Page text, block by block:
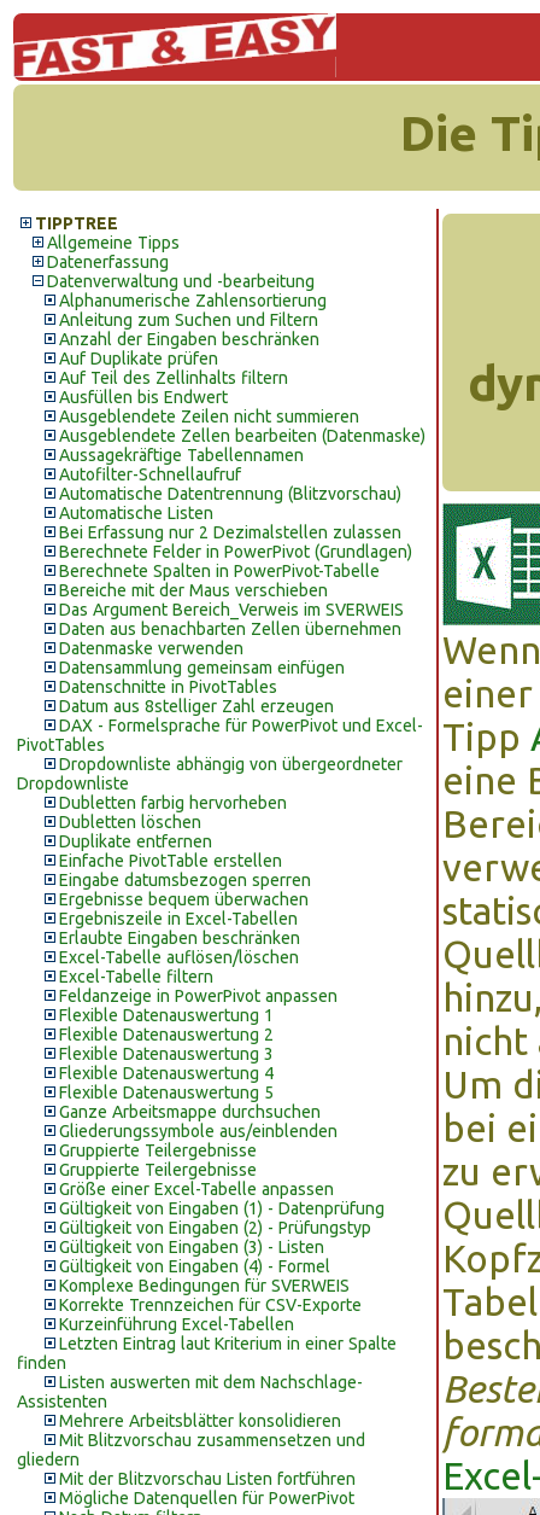
Die
TIPPTREE
Allgemeine Tipps
Datenerfassung
Datenverwaltung und -bearbeitung
Alphanumerische Zahlensortierung
Anleitung zum Suchen und Filtern
Anzahl der Eingaben beschränken
Auf Duplikate prüfen
Auf Teil des Zellinhalts filtern
Ausfüllen bis Endwert
Ausgeblendete Zeilen nicht summieren
Ausgeblendete Zellen bearbeiten (Datenmaske)
Aussagekräftige Tabellennamen
Autofilter-Schnellaufruf
Automatische Datentrennung (Blitzvorschau)
Automatische Listen
Bei Erfassung nur 2 Dezimalstellen zulassen
Berechnete Felder in PowerPivot (Grundlagen)
Berechnete Spalten in PowerPivot-Tabelle
Bereiche mit der Maus verschieben
Das Argument Bereich_Verweis im SVERWEIS
Daten aus benachbarten Zellen übernehmen
Datenmaske verwenden
Datensammlung gemeinsam einfügen
Datenschnitte in PivotTables
Datum aus 8stelliger Zahl erzeugen
DAX - Formelsprache für PowerPivot und Excel-
PivotTables
Dropdownliste abhängig von übergeordneter
Dropdownliste
Dubletten farbig hervorheben
Dubletten löschen
Duplikate entfernen
Einfache PivotTable erstellen
Eingabe datumsbezogen sperren
Ergebnisse bequem überwachen
Ergebniszeile in Excel-Tabellen
Erlaubte Eingaben beschränken
Excel-Tabelle auflösen/löschen
Excel-Tabelle filtern
Feldanzeige in PowerPivot anpassen
Flexible Datenauswertung 1
Flexible Datenauswertung 2
Flexible Datenauswertung 3
Flexible Datenauswertung 4
Flexible Datenauswertung 5
Ganze Arbeitsmappe durchsuchen
Gliederungssymbole aus/einblenden
Gruppierte Teilergebnisse
Gruppierte Teilergebnisse
Größe einer Excel-Tabelle anpassen
Gültigkeit von Eingaben (1) - Datenprüfung
Gültigkeit von Eingaben (2) - Prüfungstyp
Gültigkeit von Eingaben (3) - Listen
Gültigkeit von Eingaben (4) - Formel
Komplexe Bedingungen für SVERWEIS
Korrekte Trennzeichen für CSV-Exporte
Kurzeinführung Excel-Tabellen
Letzten Eintrag laut Kriterium in einer Spalte
finden
Listen auswerten mit dem Nachschlage-
Assistenten
Mehrere Arbeitsblätter konsolidieren
Mit Blitzvorschau zusammensetzen und
gliedern
Mit der Blitzvorschau Listen fortführen
Mögliche Datenquellen für PowerPivot
Tipp
eine
nicht
Um
bei
zu